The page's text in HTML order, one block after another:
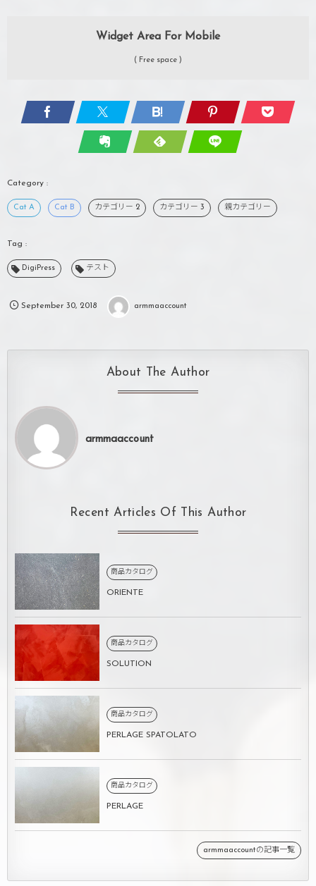
Widget Area For Mobile
( Free space )
Cat A Cat B カテゴリー 2 カテゴリー 3 親カテゴリー
DigiPress テスト
September 30, 2018 armmaaccount
About The Author
armmaaccount
Recent Articles Of This Author
商品カタログ
ORIENTE
商品カタログ
SOLUTION
商品カタログ
PERLAGE SPATOLATO
商品カタログ
PERLAGE
armmaaccountの記事一覧